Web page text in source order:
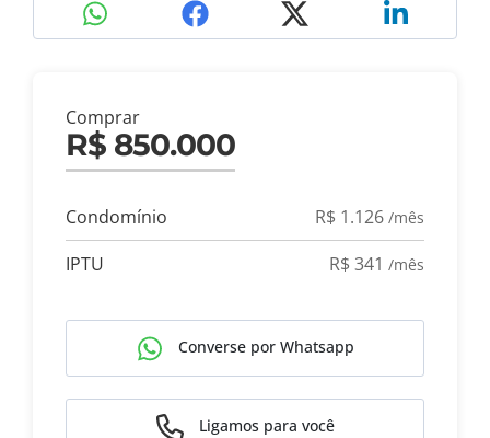
Comprar
R$ 850.000
Condomínio R$ 1.126 /mês
IPTU R$ 341 /mês
Converse por Whatsapp
Ligamos para você